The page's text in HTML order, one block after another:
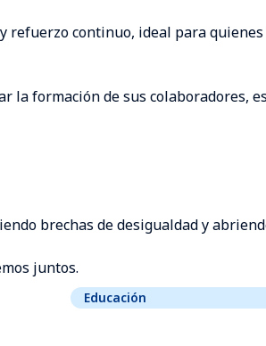
refuerzo continuo, ideal para
la formación de sus colaboradores,
brechas de desigualdad y
juntos.
Educación